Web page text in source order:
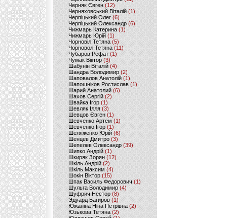
Черняк Євген(12)
Черняховський Віталій (1)
Черпіцький Олег (6)
Черпіцький Олександр (6)
Чижмарь Катерина (1)
Чижмарь Юрій (1)
Чорновіл Тетяна (5)
Чорновол Тетяна (11)
Чубаров Рефат (1)
Чумак Віктор(3)
Шабунін Віталій (4)
Шандра Володимир (2)
Шаповалов Анатолій(1)
Шапошніков Ростислав(1)
Шарий Анатолий(6)
Шахов Сергій(2)
Швайка Ігор (1)
Шевляк Ілля (3)
Шевцов Євген (1)
Шевченко Артем(1)
Шевченко Ігор(1)
Шеляженко Юрій (6)
Шенцев Дмитро (3)
Шепелев Олександр (39)
Шипко Андрій(1)
Шкиряк Зорян(12)
Шкіль Андрій(2)
Шкіль Максим (4)
Шокін Віктор (15)
Шпак Василь Федорович (1)
Шульга Володимир (4)
Шуфрич Нестор(8)
Эдуард Багиров (1)
Южаніна Ніна Петрівна (2)
Юзькова Тетяна(2)